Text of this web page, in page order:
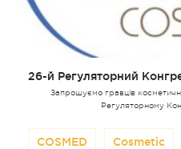
26-й Регуляторний
Запрошуємо гравців
Регуляторному
COSMED Cosmetic